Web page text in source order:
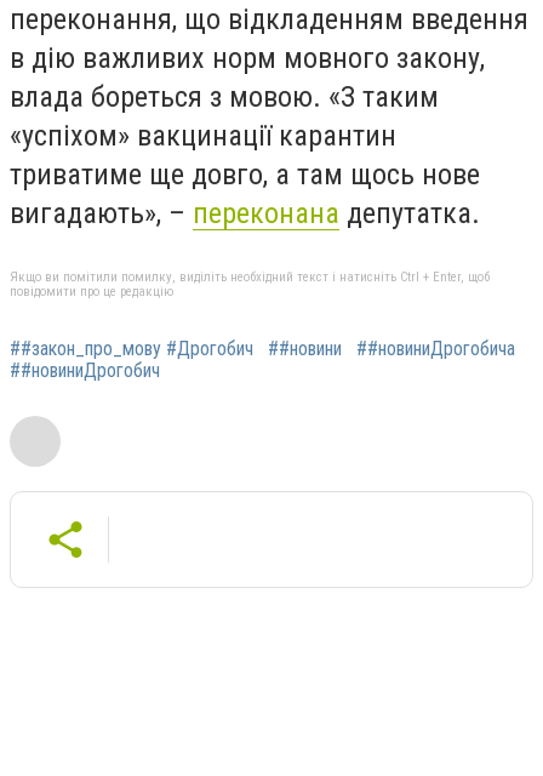
переконання, що відкладенням введення
в дію важливих норм мовного закону,
влада бореться з мовою. «З таким
«успіхом» вакцинації карантин
триватиме ще довго, а там щось нове
вигадають», – переконана депутатка.
Якщо ви помітили помилку, виділіть необхідний текст і натисніть Ctrl + Enter, щоб
повідомити про це редакцію
##закон_про_мову #Дрогобич ##новини
##новиниДрогобича
##новиниДрогобич